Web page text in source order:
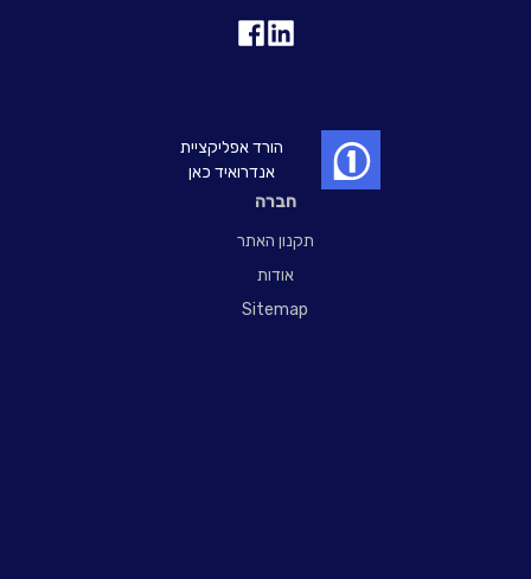
חברה
תקנון האתר
אודות
Sitemap
הורד אפליקציית
אנדרואיד כאן